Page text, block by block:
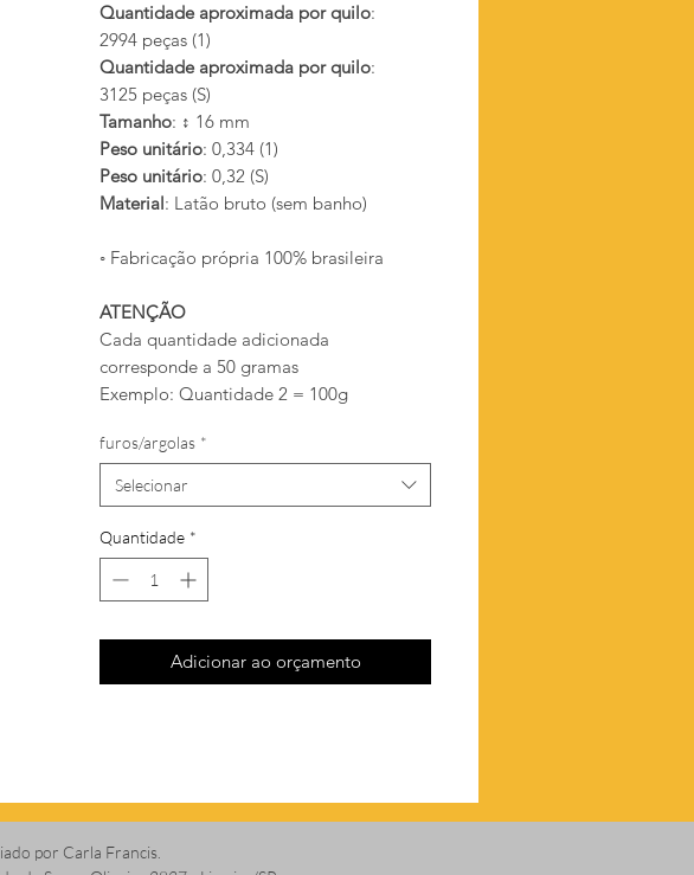
Quantidade aproximada por quilo:
2994 peças (1)
Quantidade aproximada por quilo:
3125 peças (S)
Tamanho: ↕ 16 mm
Peso unitário: 0,334 (1)
Peso unitário: 0,32 (S)
Material: Latão bruto (sem banho)
◦ Fabricação própria 100% brasileira
ATENÇÃO
Cada quantidade adicionada
corresponde a 50 gramas
Exemplo: Quantidade 2 = 100g
furos/argolas *
Selecionar
Quantidade *
Adicionar ao orçamento
por Carla Francis.